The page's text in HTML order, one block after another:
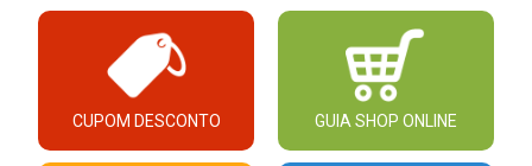
CUPOM DESCONTO GUIA SHOP ONLINE